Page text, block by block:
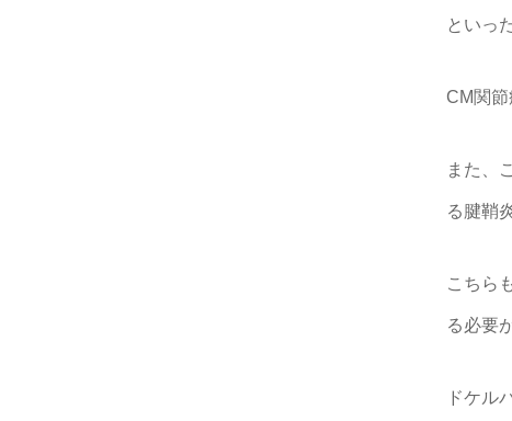
といっ
CM関節
また、
る腱鞘
こちら
る必要
ドケル